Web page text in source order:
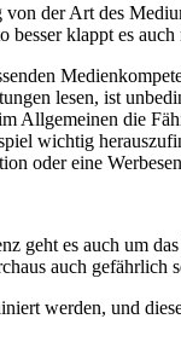
der Art des
besser klappt es
lesen, ist
Allgemeinen die
wichtig
oder eine
geht es auch um
auch gefährlich
werden, und